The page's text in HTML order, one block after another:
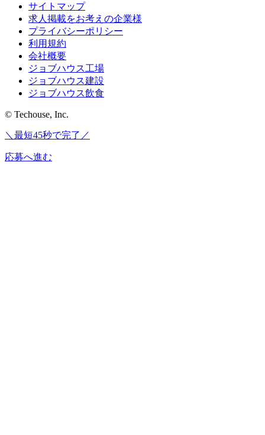
サイトマップ
求人掲載をお考えの企業様
プライバシーポリシー
利用規約
会社概要
ジョブハウス工場
ジョブハウス建設
ジョブハウス飲食
© Techouse, Inc.
＼最短45秒で完了／
応募へ進む